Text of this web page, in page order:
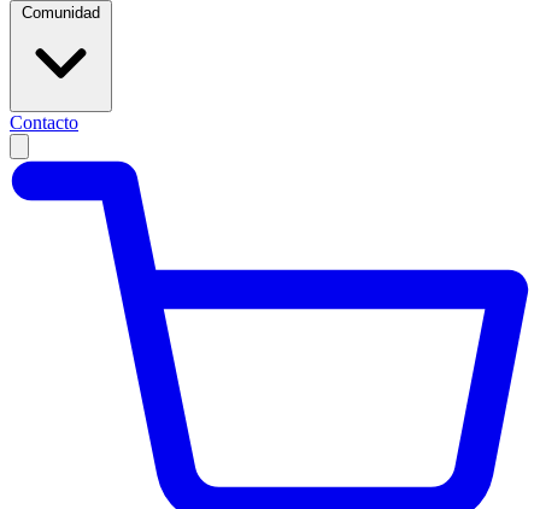
Comunidad
Contacto